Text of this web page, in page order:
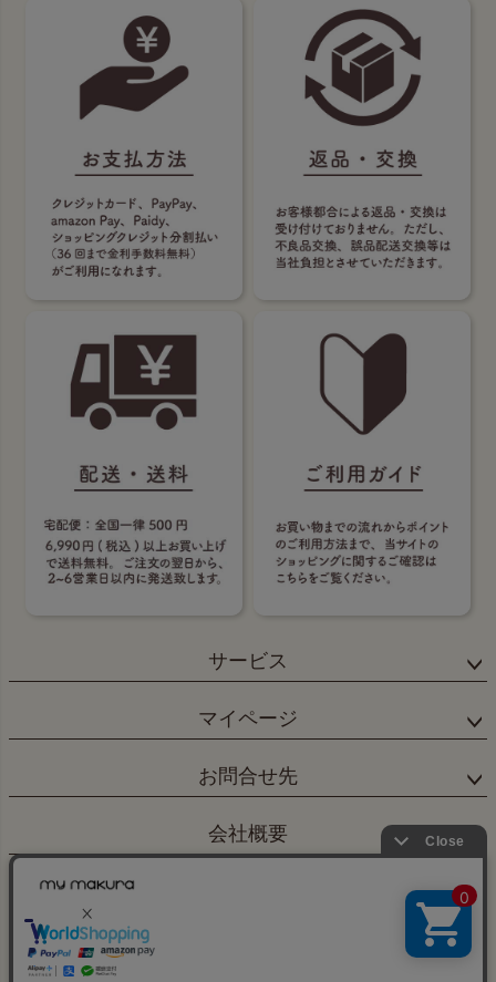
サービス
マイページ
お問合せ先
会社概要